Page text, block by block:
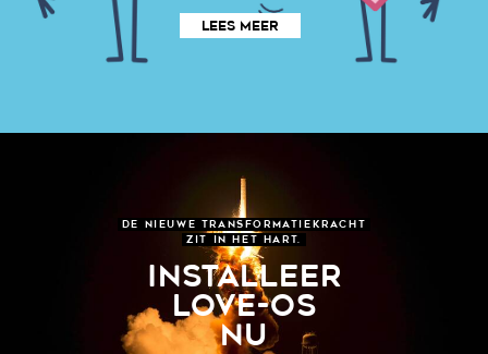
LEES MEER
DE NIEUWE TRANSFORMATIEKRACHT
ZIT IN HET HART.
INSTALLEER
LOVE-OS
NU